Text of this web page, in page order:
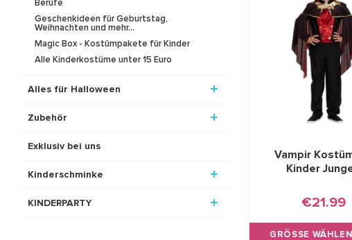
Berufe
Geschenkideen für Geburtstag,
Weihnachten und mehr...
Magic Box - Kostümpakete für Kinder
Alle Kinderkostüme unter 15 Euro
Alles für Halloween
Zubehör
Exklusiv bei uns
Kinderschminke
KINDERPARTY
Vampir
Kinder
€21.99
GRÖSSE WÄHLEN